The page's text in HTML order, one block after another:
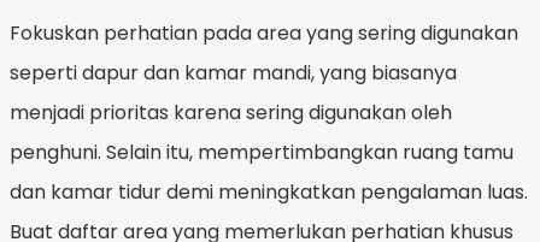
Fokuskan perhatian pada area yang sering digunakan
seperti dapur dan kamar mandi, yang biasanya
menjadi prioritas karena sering digunakan oleh
penghuni. Selain itu, mempertimbangkan ruang tamu
dan kamar tidur demi meningkatkan pengalaman luas.
Buat daftar area yang memerlukan perhatian khusus